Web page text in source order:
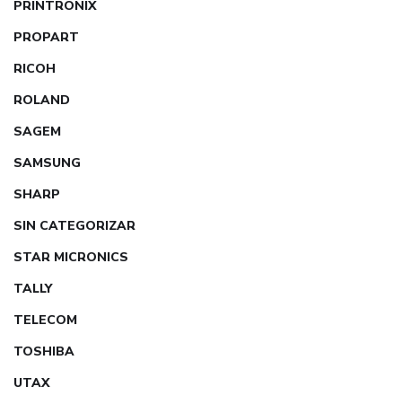
PRINTRONIX
PROPART
RICOH
ROLAND
SAGEM
SAMSUNG
SHARP
SIN CATEGORIZAR
STAR MICRONICS
TALLY
TELECOM
TOSHIBA
UTAX